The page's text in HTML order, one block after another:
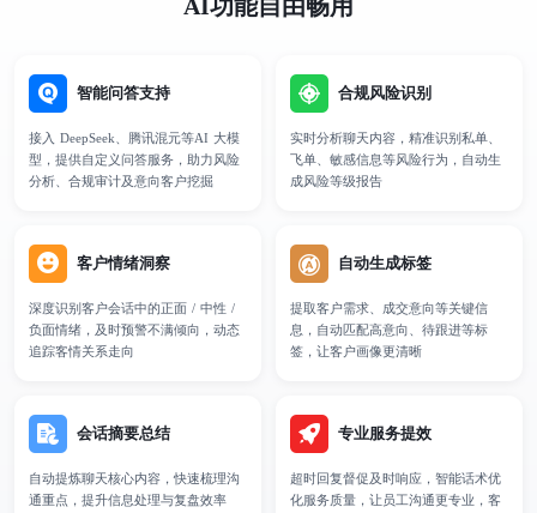
AI功能自由畅用
智能问答支持
接入 DeepSeek、腾讯混元等AI 大模
型，提供自定义问答服务，助力风险
分析、合规审计及意向客户挖掘
合规风险识别
实时分析聊天内容，精准识别私单、
飞单、敏感信息等风险行为，自动生
成风险等级报告
客户情绪洞察
深度识别客户会话中的正面 / 中性 /
负面情绪，及时预警不满倾向，动态
追踪客情关系走向
自动生成标签
提取客户需求、成交意向等关键信
息，自动匹配高意向、待跟进等标
签，让客户画像更清晰
会话摘要总结
自动提炼聊天核心内容，快速梳理沟
通重点，提升信息处理与复盘效率
专业服务提效
超时回复督促及时响应，智能话术优
化服务质量，让员工沟通更专业，客